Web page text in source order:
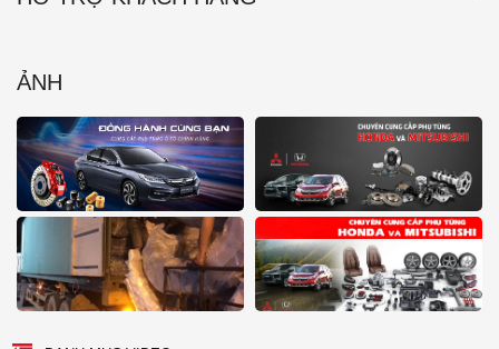
ẢNH